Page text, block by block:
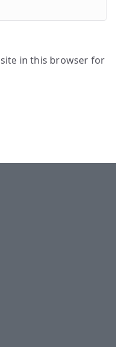
in this browser for